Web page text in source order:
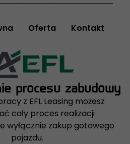
Oferta Kontakt
procesu zabudowy
z EFL Leasing możesz
cały proces realizacji
wyłącznie zakup gotowego
pojazdu.